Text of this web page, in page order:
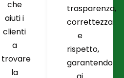
che
aiuti i
clienti
a
trovare
la
trasparenza,
correttezza
e
rispetto,
garantendo